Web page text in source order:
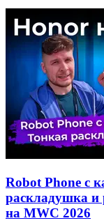
Robot Phone с
раскладушка и
на MWC 2026